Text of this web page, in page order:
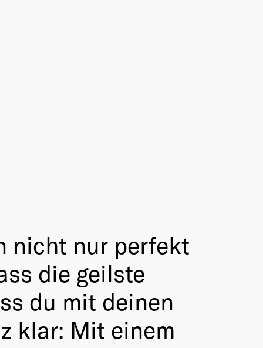
nicht nur perfekt
die geilste
du mit deinen
klar: Mit einem